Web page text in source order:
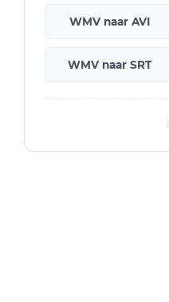
WMV naar AVI
WMV naar SRT